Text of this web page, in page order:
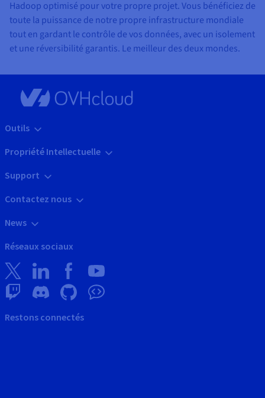
Hadoop optimisé pour votre propre projet. Vous bénéficiez de
toute la puissance de notre propre infrastructure mondiale
tout en gardant le contrôle de vos données, avec un isolement
et une réversibilité garantis. Le meilleur des deux mondes.
Outils
Propriété Intellectuelle
Support
Contactez nous
News
Réseaux sociaux
Restons connectés